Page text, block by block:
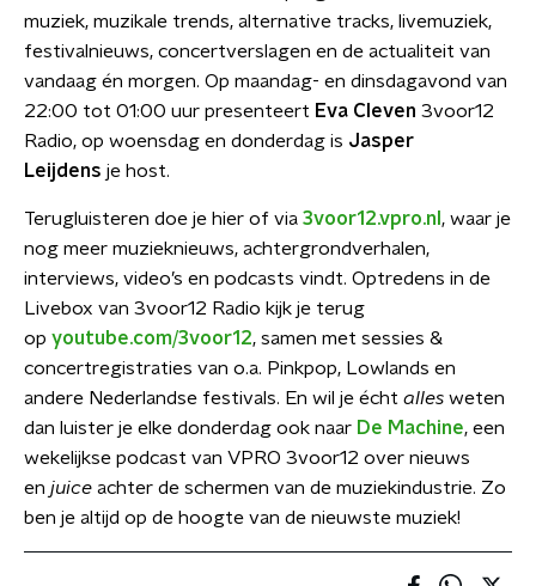
muziek, muzikale trends, alternative tracks, livemuziek,
festivalnieuws, concertverslagen en de actualiteit van
vandaag én morgen. Op maandag- en dinsdagavond van
22:00 tot 01:00 uur presenteert Eva Cleven 3voor12
Radio, op woensdag en donderdag is Jasper
Leijdens je host.
Terugluisteren doe je hier of via 3voor12.vpro.nl , waar je
nog meer muzieknieuws, achtergrondverhalen,
interviews, video’s en podcasts vindt. Optredens in de
Livebox van 3voor12 Radio kijk je terug
op youtube.com/3voor12, samen met sessies &
concertregistraties van o.a. Pinkpop, Lowlands en
andere Nederlandse festivals. En wil je écht alles weten
dan luister je elke donderdag ook naar De Machine, een
wekelijkse podcast van VPRO 3voor12 over nieuws
en juice achter de schermen van de muziekindustrie. Zo
ben je altijd op de hoogte van de nieuwste muziek!